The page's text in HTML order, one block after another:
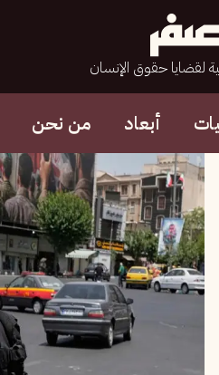
لقضايا حقوق الإنسان
أبعاد من نحن